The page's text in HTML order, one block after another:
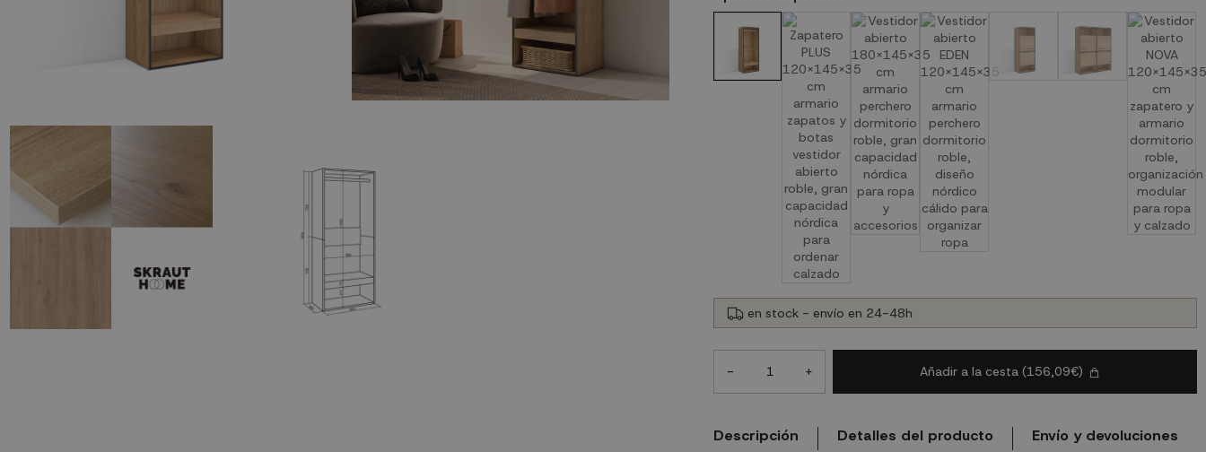
en stock - envío en 24-48h
- + Añadir a la cesta(156,09€)
Descripción Detalles del producto Envío y devoluciones